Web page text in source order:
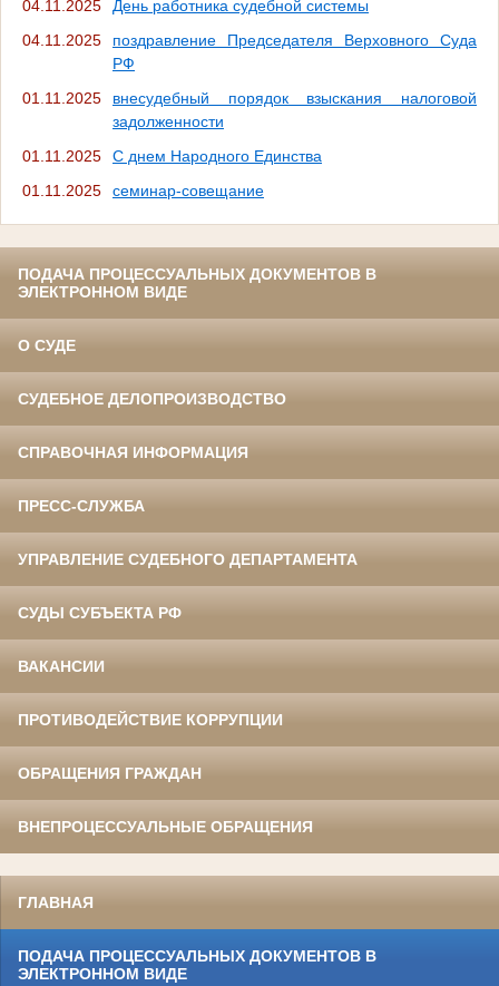
04.11.2025
День работника судебной системы
04.11.2025
поздравление Председателя Верховного Суда
РФ
01.11.2025
внесудебный порядок взыскания налоговой
задолженности
01.11.2025
С днем Народного Единства
01.11.2025
семинар-совещание
ПОДАЧА ПРОЦЕССУАЛЬНЫХ ДОКУМЕНТОВ В
ЭЛЕКТРОННОМ ВИДЕ
О СУДЕ
СУДЕБНОЕ ДЕЛОПРОИЗВОДСТВО
СПРАВОЧНАЯ ИНФОРМАЦИЯ
ПРЕСС-СЛУЖБА
УПРАВЛЕНИЕ СУДЕБНОГО ДЕПАРТАМЕНТА
СУДЫ СУБЪЕКТА РФ
ВАКАНСИИ
ПРОТИВОДЕЙСТВИЕ КОРРУПЦИИ
ОБРАЩЕНИЯ ГРАЖДАН
ВНЕПРОЦЕССУАЛЬНЫЕ ОБРАЩЕНИЯ
ГЛАВНАЯ
ПОДАЧА ПРОЦЕССУАЛЬНЫХ ДОКУМЕНТОВ В
ЭЛЕКТРОННОМ ВИДЕ